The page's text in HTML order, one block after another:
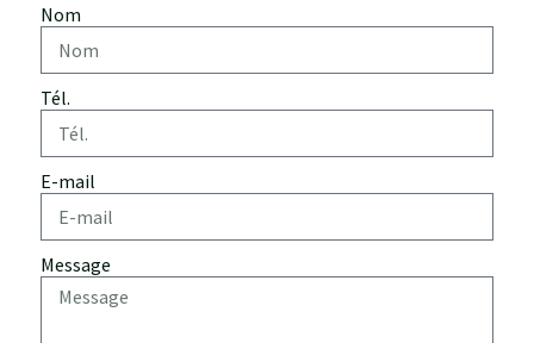
Nom
Tél.
E-mail
Message